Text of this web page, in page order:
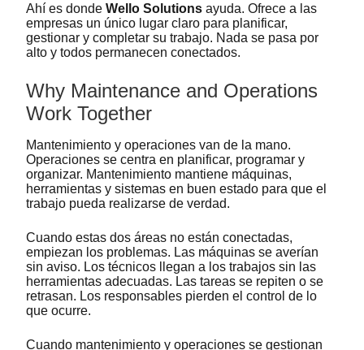
Ahí es donde Wello Solutions ayuda. Ofrece a las
empresas un único lugar claro para planificar,
gestionar y completar su trabajo. Nada se pasa por
alto y todos permanecen conectados.
Why Maintenance and Operations
Work Together
Mantenimiento y operaciones van de la mano.
Operaciones se centra en planificar, programar y
organizar. Mantenimiento mantiene máquinas,
herramientas y sistemas en buen estado para que el
trabajo pueda realizarse de verdad.
Cuando estas dos áreas no están conectadas,
empiezan los problemas. Las máquinas se averían
sin aviso. Los técnicos llegan a los trabajos sin las
herramientas adecuadas. Las tareas se repiten o se
retrasan. Los responsables pierden el control de lo
que ocurre.
Cuando mantenimiento y operaciones se gestionan